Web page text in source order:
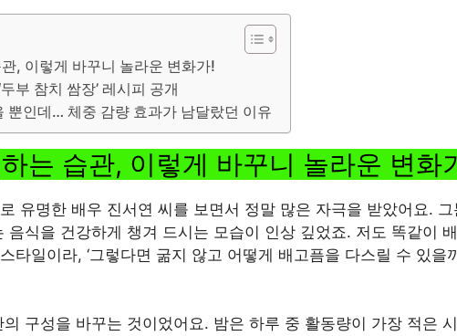
, 이렇게 바꾸니 놀라운 변화가!
부 참치 쌈장’ 레시피 공개
뿐인데… 체중 감량 효과가 남달랐던 이유
는 습관, 이렇게 바꾸니 놀라운 변화
유명한 배우 진서연 씨를 보면서 정말 많은 자극을 받았어요. 그
음식을 건강하게 챙겨 드시는 모습이 인상 깊었죠. 저도 똑같이
타일이라, ‘그렇다면 굶지 않고 어떻게 배고픔을 다스릴 수 있을
구성을 바꾸는 것이었어요. 밤은 하루 중 활동량이 가장 적은